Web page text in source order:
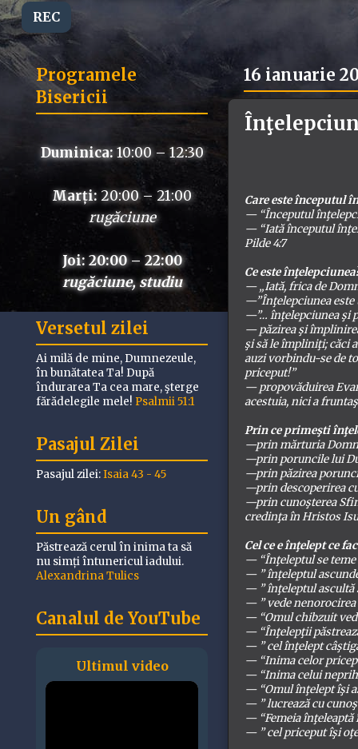
REC
16 ianuarie
Care este începutul
— “Începutul
— “Iată începutul
Pilde 4:7
Ce este
— „Iată, frica de
—”Înţelepciunea este
—”… înţelepciunea şi
— păzirea şi
şi să le împliniţi; căci
auzi vorbindu-se de
priceput!”
— propovăduirea
acestuia, nici a
Prin ce primeşti
—prin mărturia
—prin poruncile lui
—prin păzirea
—prin descoperirea
—prin cunoşterea
credinţa în Hristos
Cel ce e înţelept ce
— “Înţeleptul se teme
— ” înţeleptul
— ” înţeleptul ascultă
— ” vede nenorocirea
— “Omul chibzuit
— “Înţelepţii
— ” cel înţelept
— “Inima celor
— “Inima celui
— “Omul înţelept îşi
— ” lucrează cu
— “Femeia înţeleaptă
— ” cel priceput îşi
Programele
Bisericii
Duminica: 10:00 – 12:30
Marți: 20:00 – 21:00
rugăciune
Joi: 20:00 – 22:00
rugăciune, studiu
Versetul zilei
Ai milă de mine, Dumnezeule,
în bunătatea Ta! După
îndurarea Ta cea mare, şterge
fărădelegile mele! Psalmii 51:1
Pasajul Zilei
Pasajul zilei:Isaia 43 - 45
Un gând
Păstrează cerul în inima ta să
nu simți întunericul iadului.
Alexandrina Tulics
Canalul de YouTube
Ultimul video